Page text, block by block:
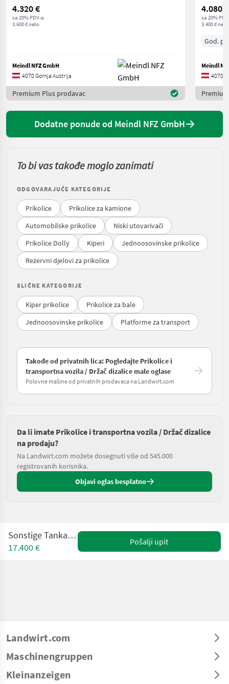
4.320 €
sa 20% PDV-a
3.600 € neto
Meindl NFZ GmbH
4070 Gornja Austrija
Premium Plus prodavac
4.080 €
sa 20%
3.400 € neto
God.
Meindl
4070
Dodatne ponude od Meindl NFZ GmbH
To bi vas takođe moglo zanimati
ODGOVARAJUĆE KATEGORIJE
Prikolice
Prikolice za kamione
Automobilske prikolice
Niski utovarivači
Prikolice Dolly
Kiperi
Jednoosovinske prikolice
Rezervni djelovi za prikolice
SLIČNE KATEGORIJE
Kiper prikolice
Prikolice za bale
Jednoosovinske prikolice
Platforme za transport
Takođe od privatnih lica: Pogledajte Prikolice i
transportna vozila / Držač dizalice male oglase
Polovne mašine od privatnih prodavaca na Landwirt.com
Da li imate Prikolice i transportna vozila / Držač dizalice
na prodaju?
Na Landwirt.com možete dosegnuti više od 545.000
registrovanih korisnika.
Objavi oglas besplatno
Sonstige Tankauflieger ADR
17.400 €
Pošalji upit
Landwirt.com
Maschinengruppen
Kleinanzeigen